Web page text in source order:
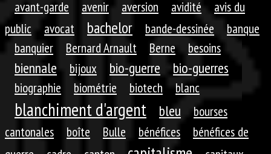
avant-garde avenir aversion avidité
avis du
public
avocat bachelor bande-dessinée
banque
banquier
Bernard Arnault Berne besoins
biennale bijoux bio-guerre bio-guerres
biographie biométrie biotech blanc
blanchiment d'argent bleu
bourses
cantonales
boîte Bulle bénéfices
bénéfices de